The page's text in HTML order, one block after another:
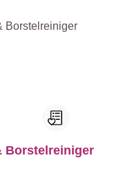
Borstelreiniger